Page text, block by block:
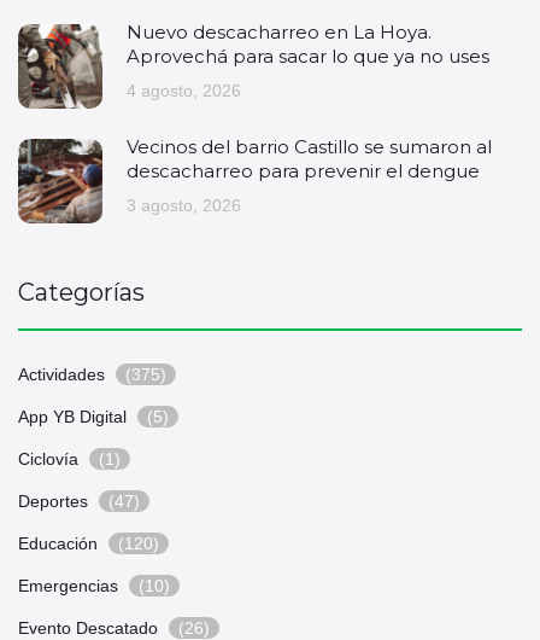
Nuevo descacharreo en La Hoya.
Aprovechá para sacar lo que ya no uses
4 agosto, 2026
Vecinos del barrio Castillo se sumaron al
descacharreo para prevenir el dengue
3 agosto, 2026
Categorías
Actividades (375)
App YB Digital (5)
Ciclovía (1)
Deportes (47)
Educación (120)
Emergencias (10)
Evento Descatado (26)